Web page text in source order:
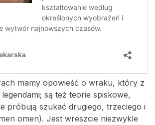
mamy opowieść o wraku, który z
są też teorie spiskowe,
próbują szukać drugiego, trzeciego i
omen). Jest wreszcie niezwykle